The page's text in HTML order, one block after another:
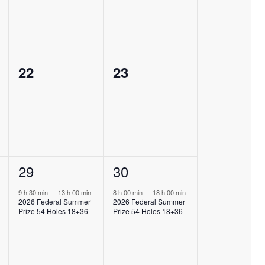
0
22
0
23
1
évènement,
29
9 h 30 min— 13 h 00 min
2026 Federal Summer
Prize 54 Holes 18+36
1
évènement,
30
8 h 00 min— 18 h 00 min
2026 Federal Summer
Prize 54 Holes 18+36